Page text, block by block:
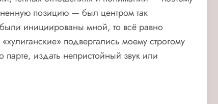
позицию — был центром так
инициированы мной, то всё равно
подвергались моему строгому
издать непристойный звук или